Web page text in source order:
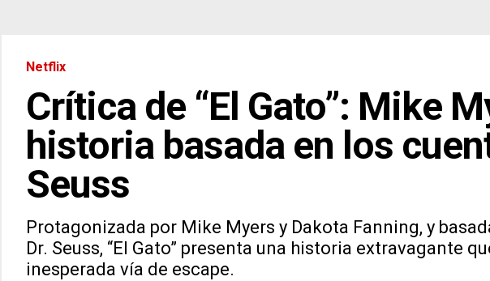
Netflix
Crítica de “El Gato”: Mike
historia basada en los
Seuss
Protagonizada por Mike Myers y Dakota Fanning, y
Dr. Seuss, “El Gato” presenta una historia extravagante
inesperada vía de escape.